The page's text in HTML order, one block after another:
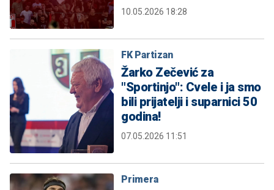
10.05.2026 18:28
FK Partizan
Žarko Zečević za
"Sportinjo": Cvele i ja smo
bili prijatelji i suparnici 50
godina!
07.05.2026 11:51
Primera